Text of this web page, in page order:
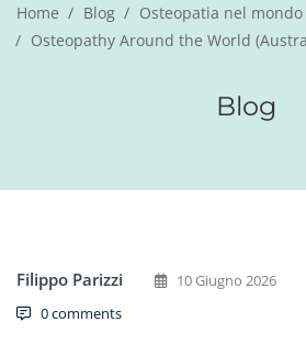
Home Blog
Osteopatia nel mondo
Osteopathy Around the World
Blog
Filippo Parizzi 10 Giugno 2026
0 comments